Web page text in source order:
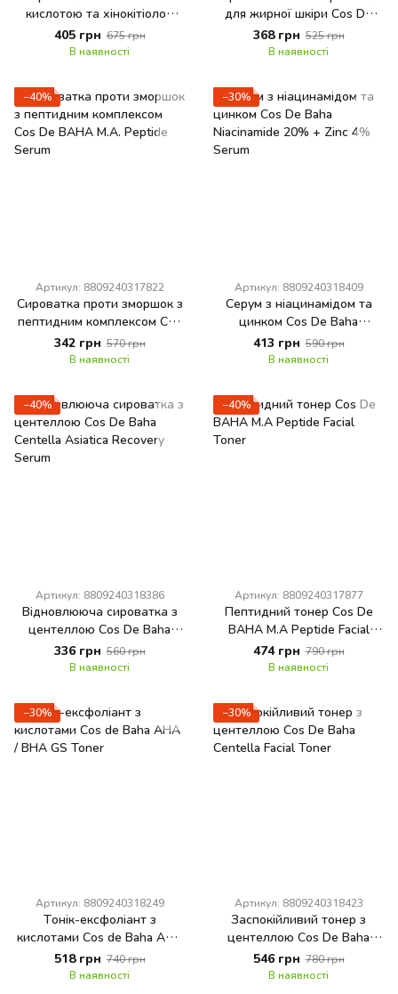
кислотою та хінокітіолом
Cos De BAHA Azelaic Acid
Hinokitiol Clear Skin
405 грн 675 грн
В наявності
для жирної шкіри Cos De
BAHA Niacinamide 10 Serum
368 грн 525 грн
В наявності
−40%
Артикул: 8809240317822
Сироватка проти зморшок з
пептидним комплексом Cos
De BAHA M.A. Peptide Serum
342 грн 570 грн
В наявності
−30%
Артикул: 8809240318409
Серум з ніацинамідом та
цинком Cos De Baha
Niacinamide 20% + Zinc 4%
Serum
413 грн 590 грн
В наявності
−40%
Артикул: 8809240318386
Відновлююча сироватка з
центеллою Cos De Baha
Centella Asiatica Recovery
Serum
336 грн 560 грн
В наявності
−40%
Артикул: 8809240317877
Пептидний тонер Cos De
BAHA M.A Peptide Facial
Toner
474 грн 790 грн
В наявності
−30%
Артикул: 8809240318249
Тонік-ексфоліант з
кислотами Cos de Baha AHA
/ BHA GS Toner
518 грн 740 грн
В наявності
−30%
Артикул: 8809240318423
Заспокійливий тонер з
центеллою Cos De Baha
Centella Facial Toner
546 грн 780 грн
В наявності